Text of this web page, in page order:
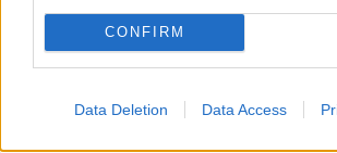
CONFIRM
Data Deletion Data Access